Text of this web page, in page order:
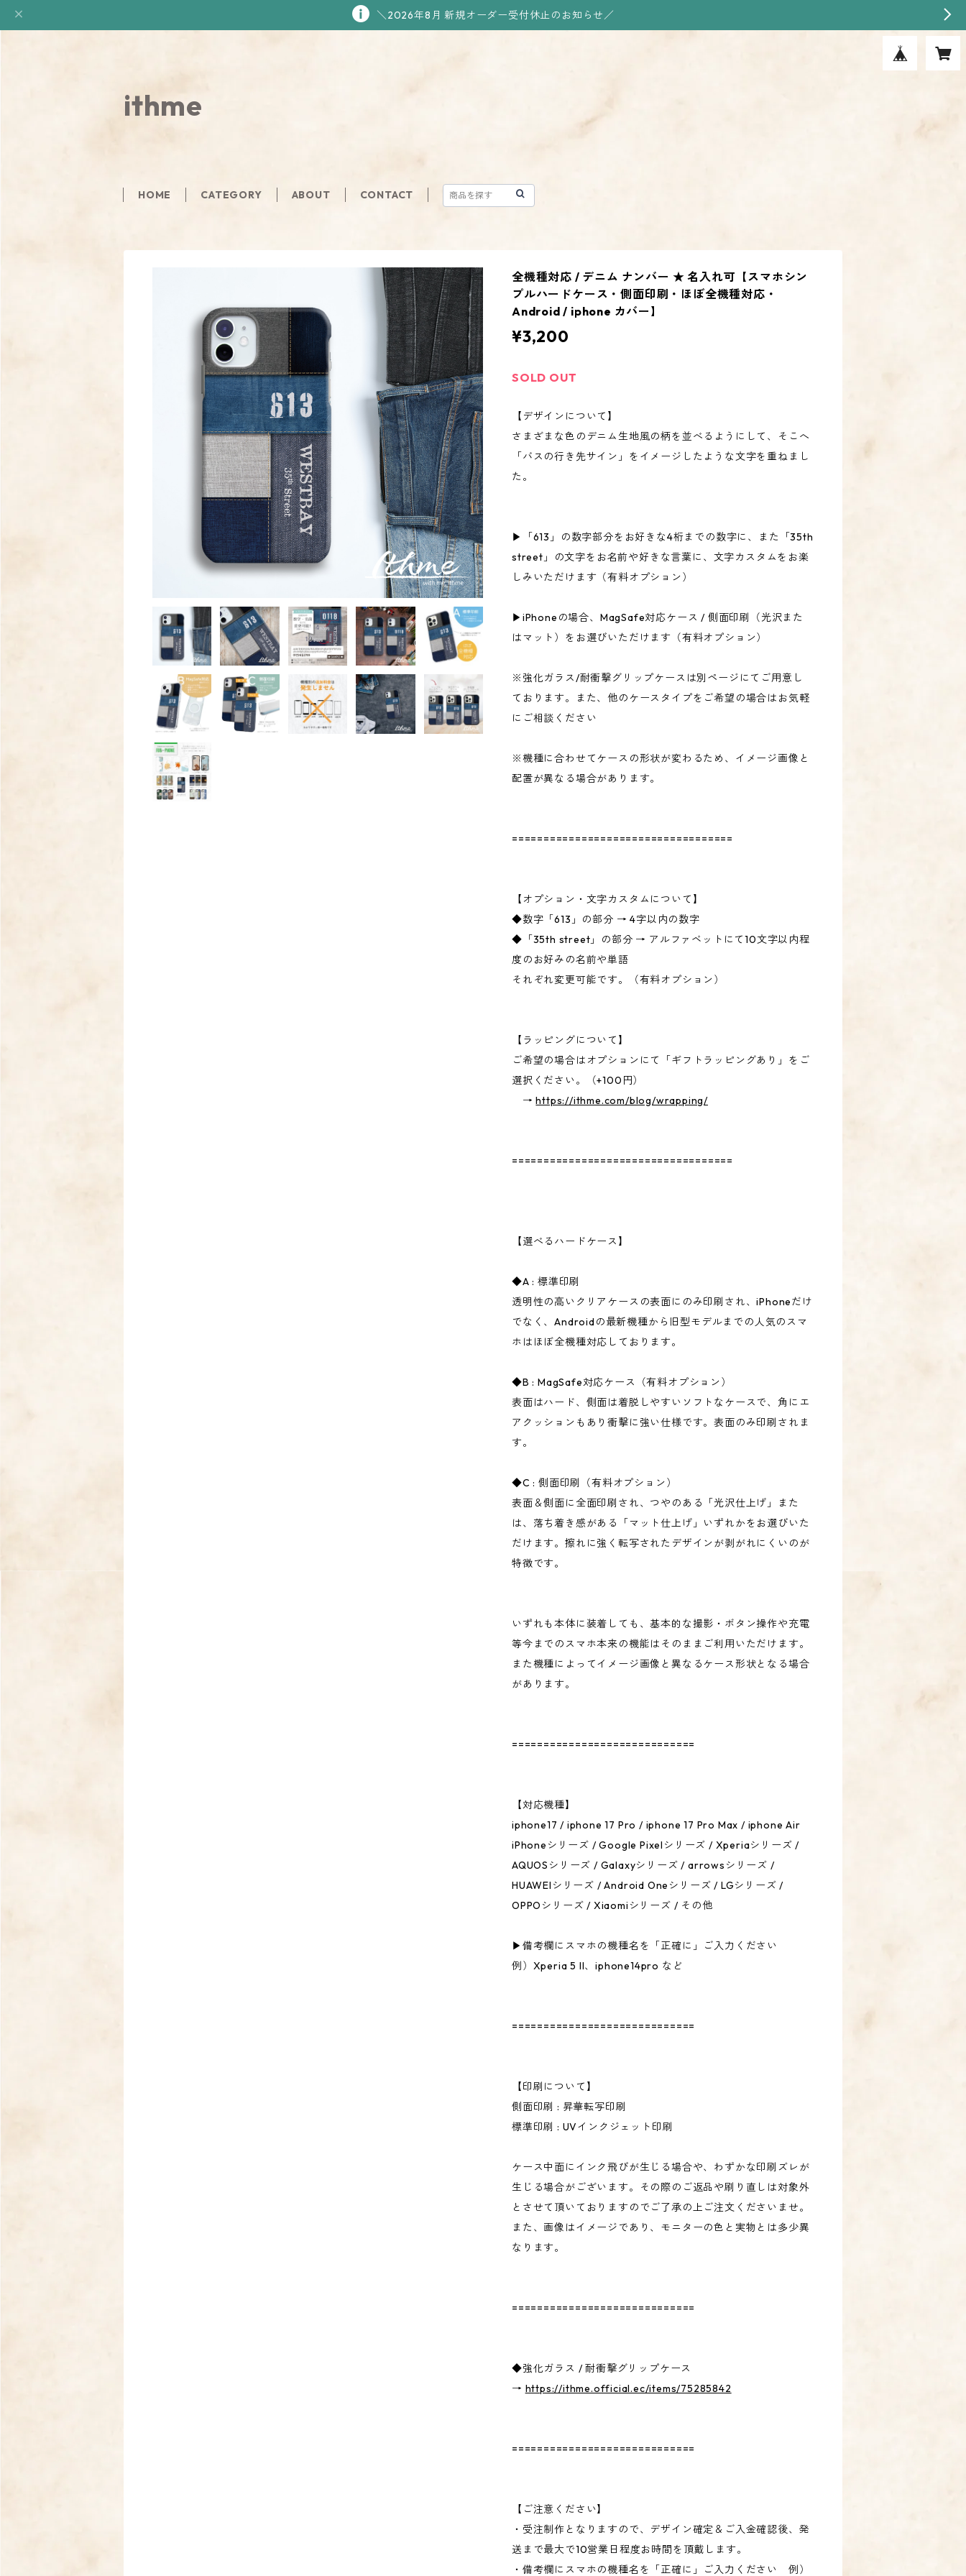
＼2026年8月 新規オーダー受付休止のお知らせ／
ithme
HOME CATEGORY ABOUT CONTACT
全機種対応 / デニム ナンバー ★ 名入れ可【スマホシン
プルハードケース・側面印刷・ほぼ全機種対応・
Android / iphone カバー】
¥3,200
SOLD OUT
【デザインについて】
さまざまな色のデニム生地風の柄を並べるようにして、そこへ
「バスの行き先サイン」をイメージしたような文字を重ねまし
た。
▶「613」の数字部分をお好きな4桁までの数字に、また「35th
street」の文字をお名前や好きな言葉に、文字カスタムをお楽
しみいただけます（有料オプション）
▶iPhoneの場合、MagSafe対応ケース / 側面印刷（光沢また
はマット）をお選びいただけます（有料オプション）
※強化ガラス/耐衝撃グリップケースは別ページにてご用意し
ております。また、他のケースタイプをご希望の場合はお気軽
にご相談ください
※機種に合わせてケースの形状が変わるため、イメージ画像と
配置が異なる場合があります。
===================================
【オプション・文字カスタムについて】
◆数字「613」の部分 → 4字以内の数字
◆「35th street」の部分 → アルファベットにて10文字以内程
度のお好みの名前や単語
それぞれ変更可能です。（有料オプション）
【ラッピングについて】
ご希望の場合はオプションにて「ギフトラッピングあり」をご
選択ください。（+100円）
→https://ithme.com/blog/wrapping/
===================================
【選べるハードケース】
◆A : 標準印刷
透明性の高いクリアケースの表面にのみ印刷され、iPhoneだけ
でなく、Androidの最新機種から旧型モデルまでの人気のスマ
ホはほぼ全機種対応しております。
◆B : MagSafe対応ケース（有料オプション）
表面はハード、側面は着脱しやすいソフトなケースで、角にエ
アクッションもあり衝撃に強い仕様です。表面のみ印刷されま
す。
◆C : 側面印刷（有料オプション）
表面＆側面に全面印刷され、つやのある「光沢仕上げ」また
は、落ち着き感がある「マット仕上げ」いずれかをお選びいた
だけます。擦れに強く転写されたデザインが剥がれにくいのが
特徴です。
いずれも本体に装着しても、基本的な撮影・ボタン操作や充電
等今までのスマホ本来の機能はそのままご利用いただけます。
また機種によってイメージ画像と異なるケース形状となる場合
があります。
=============================
【対応機種】
iphone17 / iphone 17 Pro / iphone 17 Pro Max / iphone Air
iPhoneシリーズ / Google Pixelシリーズ / Xperiaシリーズ /
AQUOSシリーズ / Galaxyシリーズ / arrowsシリーズ /
HUAWEIシリーズ / Android Oneシリーズ / LGシリーズ /
OPPOシリーズ / Xiaomiシリーズ / その他
▶備考欄にスマホの機種名を「正確に」ご入力ください
例）Xperia 5 II、iphone14pro など
=============================
【印刷について】
側面印刷 : 昇華転写印刷
標準印刷 : UVインクジェット印刷
ケース中面にインク飛びが生じる場合や、わずかな印刷ズレが
生じる場合がございます。その際のご返品や刷り直しは対象外
とさせて頂いておりますのでご了承の上ご注文くださいませ。
また、画像はイメージであり、モニターの色と実物とは多少異
なります。
=============================
◆強化ガラス / 耐衝撃グリップケース
→ https://ithme.official.ec/items/75285842
=============================
【ご注意ください】
・受注制作となりますので、デザイン確定＆ご入金確認後、発
送まで最大で10営業日程度お時間を頂戴します。
・備考欄にスマホの機種名を「正確に」ご入力ください 例）